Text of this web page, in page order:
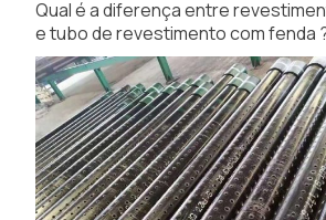
Qual é a diferença entre
e tubo de revestimento com fenda